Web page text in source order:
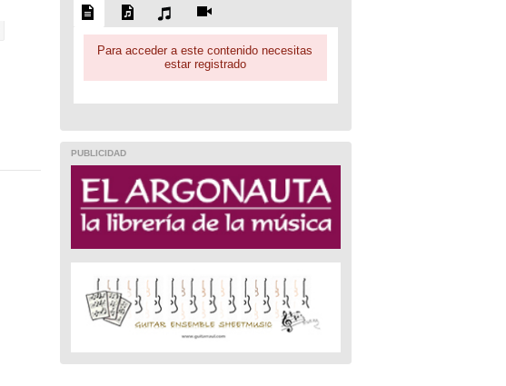
Para acceder a este contenido necesitas
estar registrado
PUBLICIDAD